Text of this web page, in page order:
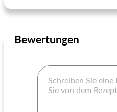
Bewertungen